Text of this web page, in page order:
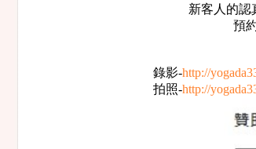
新客人的認
預
錄影-http://
拍照-http://